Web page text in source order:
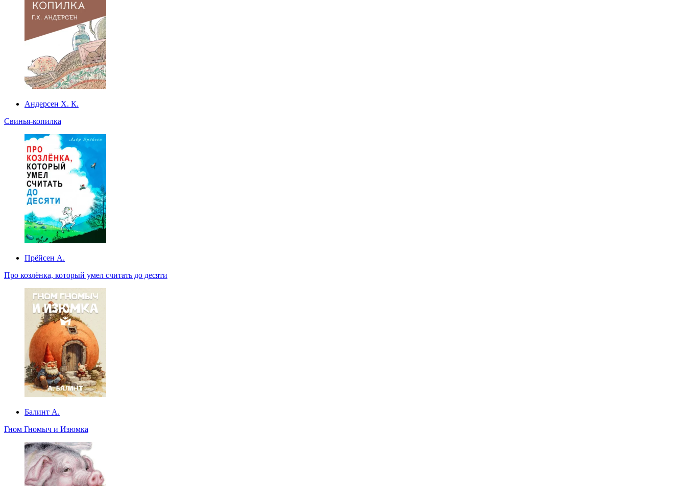
Андерсен Х. К.
Свинья-копилка
Прёйсен А.
Про козлёнка, который умел считать до десяти
Балинт А.
Гном Гномыч и Изюмка